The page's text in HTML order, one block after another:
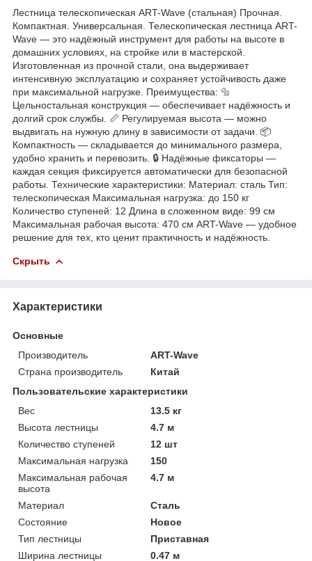
Лестница телескопическая ART-Wave (стальная) Прочная.
Компактная. Универсальная. Телескопическая лестница ART-
Wave — это надёжный инструмент для работы на высоте в
домашних условиях, на стройке или в мастерской.
Изготовленная из прочной стали, она выдерживает
интенсивную эксплуатацию и сохраняет устойчивость даже
при максимальной нагрузке. Преимущества: 🔩
Цельностальная конструкция — обеспечивает надёжность и
долгий срок службы. 📏 Регулируемая высота — можно
выдвигать на нужную длину в зависимости от задачи. 📦
Компактность — складывается до минимального размера,
удобно хранить и перевозить. 🔒 Надёжные фиксаторы —
каждая секция фиксируется автоматически для безопасной
работы. Технические характеристики: Материал: сталь Тип:
телескопическая Максимальная нагрузка: до 150 кг
Количество ступеней: 12 Длина в сложенном виде: 99 см
Максимальная рабочая высота: 470 см ART-Wave — удобное
решение для тех, кто ценит практичность и надёжность.
Скрыть
Характеристики
Основные
Производитель
ART-Wave
Страна производитель
Китай
Пользовательские характеристики
Вес
13.5 кг
Высота лестницы
4.7 м
Количество ступеней
12 шт
Максимальная нагрузка
150
Максимальная рабочая
высота
4.7 м
Материал
Сталь
Состояние
Новое
Тип лестницы
Приставная
Ширина лестницы
0.47 м